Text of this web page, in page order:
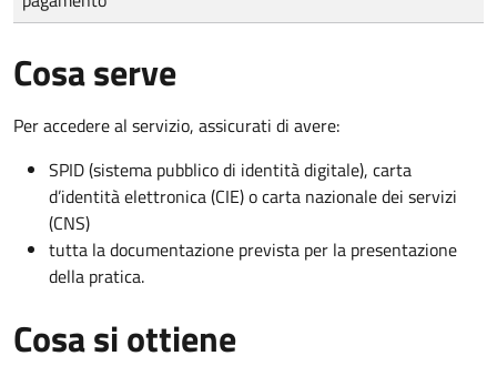
Cosa serve
Per accedere al servizio, assicurati di avere:
SPID (sistema pubblico di identità digitale), carta
d’identità elettronica (CIE) o carta nazionale dei servizi
(CNS)
tutta la documentazione prevista per la presentazione
della pratica.
Cosa si ottiene